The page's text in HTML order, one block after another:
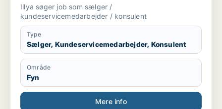
Illya søger job som sælger /
kundeservicemedarbejder / konsulent
Type
Sælger, Kundeservicemedarbejder, Konsulent
Område
Fyn
Mere info